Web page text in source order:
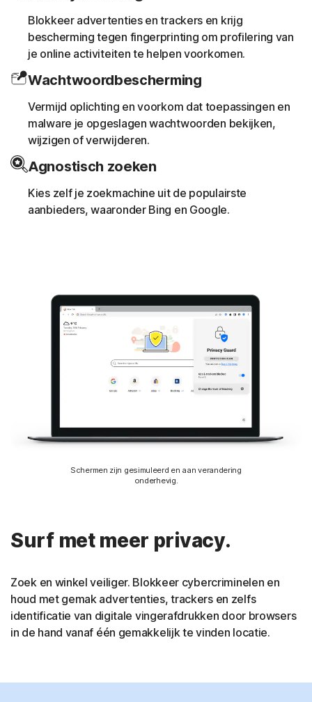
Blokkeer advertenties en trackers en krijg
bescherming tegen fingerprinting om profilering van
je online activiteiten te helpen voorkomen.
Wachtwoordbescherming
Vermijd oplichting en voorkom dat toepassingen en
malware je opgeslagen wachtwoorden bekijken,
wijzigen of verwijderen.
Agnostisch zoeken
Kies zelf je zoekmachine uit de populairste
aanbieders, waaronder Bing en Google.
Schermen zijn gesimuleerd en aan verandering
onderhevig.
Surf met meer privacy.
Zoek en winkel veiliger. Blokkeer cybercriminelen en
houd met gemak advertenties, trackers en zelfs
identificatie van digitale vingerafdrukken door browsers
in de hand vanaf één gemakkelijk te vinden locatie.